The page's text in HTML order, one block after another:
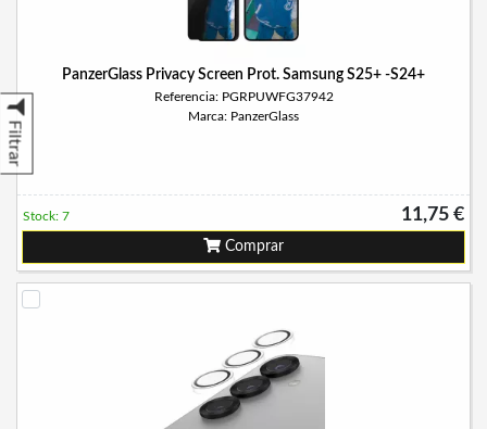
Filtrar
PanzerGlass Privacy Screen Prot. Samsung S25+ -S24+
Referencia: PGRPUWFG37942
Marca: PanzerGlass
11,75 €
Stock: 7
Comprar